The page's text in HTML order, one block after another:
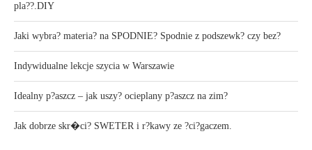
pla??.DIY
Jaki wybra? materia? na SPODNIE? Spodnie z podszewk? czy bez?
Indywidualne lekcje szycia w Warszawie
Idealny p?aszcz – jak uszy? ocieplany p?aszcz na zim?
Jak dobrze skr�ci? SWETER i r?kawy ze ?ci?gaczem.